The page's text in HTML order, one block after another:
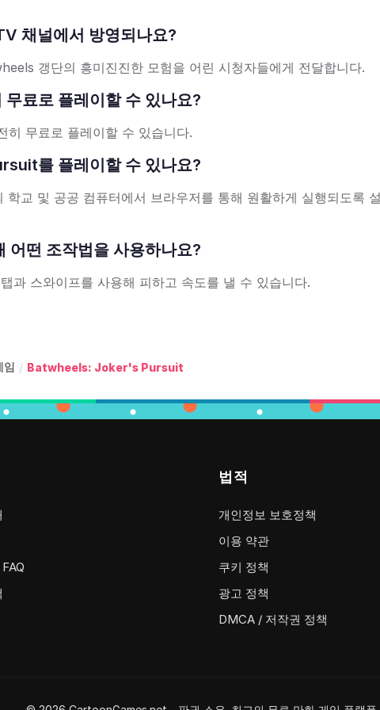
채널에서 방영되나요?
갱단의 흥미진진한 모험을 어린 시청자들에게 전달합니다.
료로 플레이할 수 있나요?
히 무료로 플레이할 수 있습니다.
를 플레이할 수 있나요?
교 및 공공 컴퓨터에서 브라우저를 통해 원활하게 실행되도록
떤 조작법을 사용하나요?
과 스와이프를 사용해 피하고 속도를 낼 수 있습니다.
/ Batwheels: Joker's Pursuit
법적
개인정보 보호정책
이용 약관
쿠키 정책
광고 정책
DMCA / 저작권 정책